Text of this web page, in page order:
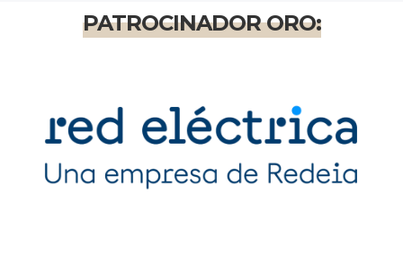
PATROCINADOR ORO: